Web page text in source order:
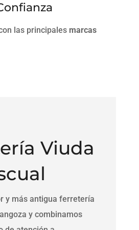
las principales marcas
Viuda
y más antigua ferretería
y combinamos